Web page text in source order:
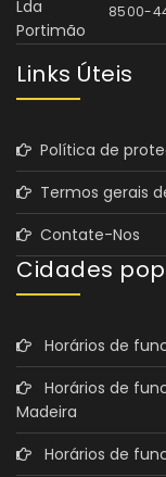
8500-
Links Úteis
Política de
Termos gerais
Contate-Nos
Cidades
Horários de
Horários de
Madeira
Horários de